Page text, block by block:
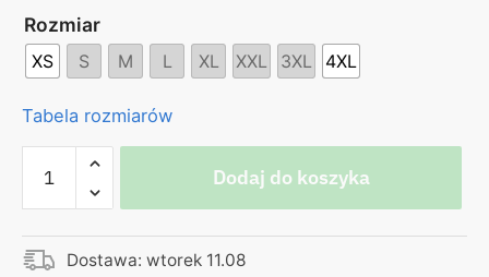
Rozmiar
XS S M L XL XXL 3XL 4XL
Tabela rozmiarów
Koszulka
czarna
–
Spoć
Dodaj do koszyka
Dostawa: wtorek 11.08